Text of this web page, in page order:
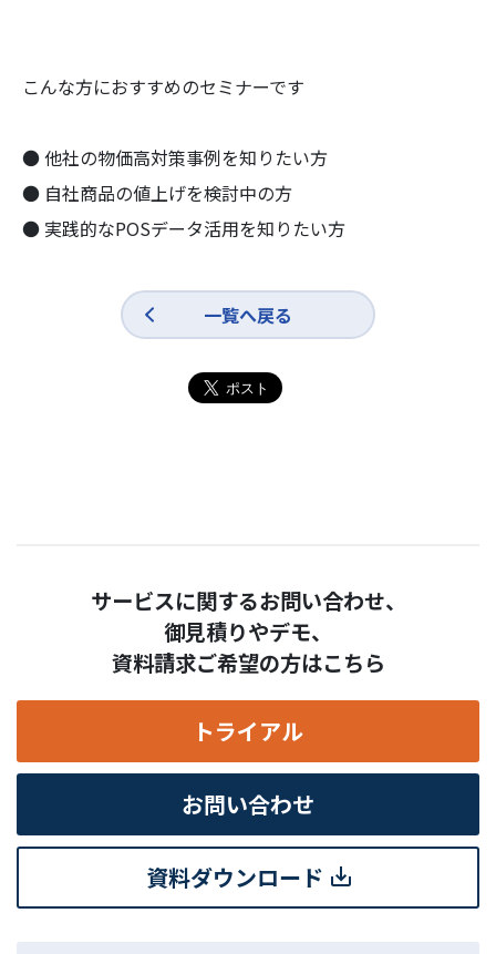
こんな方におすすめのセミナーです
● 他社の物価高対策事例を知りたい方
● 自社商品の値上げを検討中の方
● 実践的なPOSデータ活用を知りたい方
一覧へ戻る
サービスに関するお問い合わせ、
御見積りやデモ、
資料請求ご希望の方はこちら
トライアル
お問い合わせ
資料ダウンロード